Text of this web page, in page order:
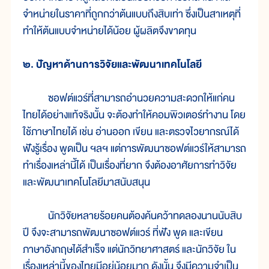
จำหน่ายในราคาที่ถูกกว่าต้นแบบถึงสิบเท่า ซึ่งเป็นสาเหตุที่
ทำให้ต้นแบบจำหน่ายได้น้อย ผู้ผลิตจึงขาดทุน
๒. ปัญหาด้านการวิจัยและพัฒนาเทคโนโลยี
ซอฟต์แวร์ที่สามารถอำนวยความสะดวกให้แก่คน
ไทยได้อย่างแท้จริงนั้น จะต้องทำให้คอมพิวเตอร์ทำงาน โดย
ใช้ภาษาไทยได้ เช่น อ่านออก เขียน และตรวจไวยากรณ์ได้
ฟังรู้เรื่อง พูดเป็น ฯลฯ แต่การพัฒนาซอฟต์แวร์ให้สามารถ
ทำเรื่องเหล่านี้ได้ เป็นเรื่องที่ยาก จึงต้องอาศัยการทำวิจัย
และพัฒนาเทคโนโลยีมาสนับสนุน
นักวิจัยหลายร้อยคนต้องค้นคว้าทดลองนานนับสิบ
ปี จึงจะสามารถพัฒนาซอฟต์แวร์ ที่ฟัง พูด และเขียน
ภาษาอังกฤษได้สำเร็จ แต่นักวิทยาศาสตร์ และนักวิจัย ใน